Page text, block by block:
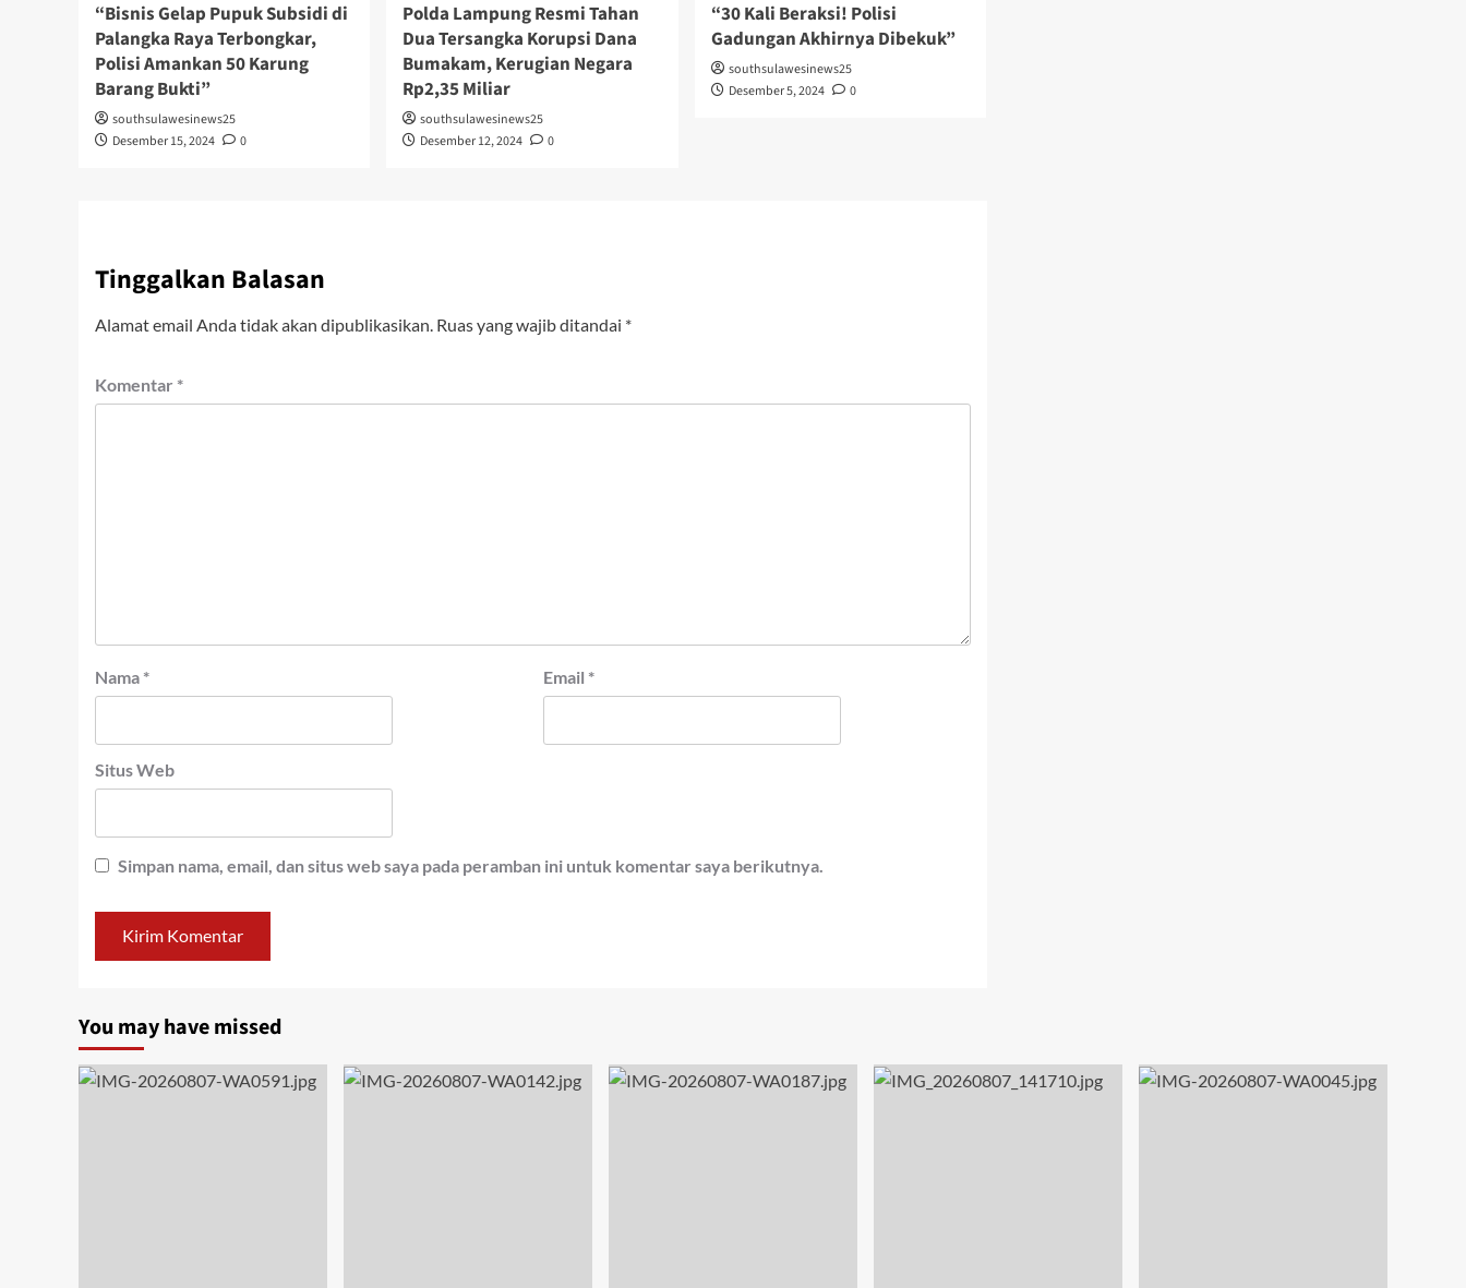
“Bisnis Gelap Pupuk Subsidi di
Palangka Raya Terbongkar,
Polisi Amankan 50 Karung
Barang Bukti”
southsulawesinews25
Desember 15, 2024
0
Polda Lampung Resmi Tahan
Dua Tersangka Korupsi Dana
Bumakam, Kerugian Negara
Rp2,35 Miliar
southsulawesinews25
Desember 12, 2024
0
“30 Kali Beraksi! Polisi
Gadungan Akhirnya Dibekuk”
southsulawesinews25
Desember 5, 2024
0
Tinggalkan Balasan
Alamat email Anda tidak akan dipublikasikan. Ruas yang wajib ditandai *
Komentar *
Nama * Email *
Situs Web
Simpan nama, email, dan situs web saya pada peramban ini untuk komentar saya berikutnya.
You may have missed